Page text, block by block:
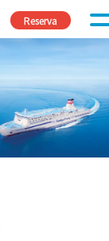
Reserva